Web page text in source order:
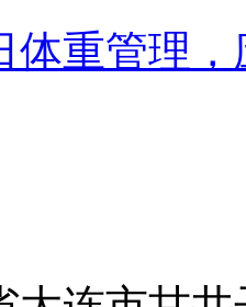
体重管理